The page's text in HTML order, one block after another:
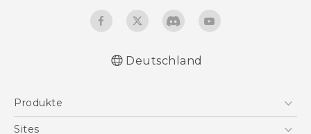
Deutschland
Produkte
Smartphones
Sites